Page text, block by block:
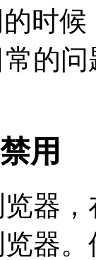
时
的
用
器
器